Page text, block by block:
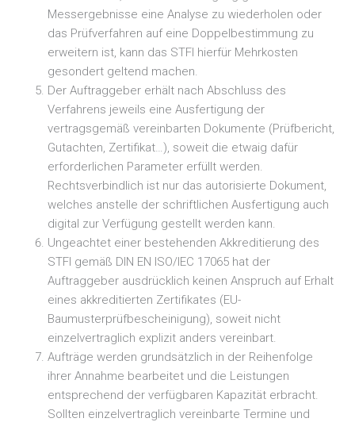
Messergebnisse eine Analyse zu wiederholen oder
das Prüfverfahren auf eine Doppelbestimmung zu
erweitern ist, kann das STFI hierfür Mehrkosten
gesondert geltend machen.
Der Auftraggeber erhält nach Abschluss des
Verfahrens jeweils eine Ausfertigung der
vertragsgemäß vereinbarten Dokumente (Prüfbericht,
Gutachten, Zertifikat…), soweit die etwaig dafür
erforderlichen Parameter erfüllt werden.
Rechtsverbindlich ist nur das autorisierte Dokument,
welches anstelle der schriftlichen Ausfertigung auch
digital zur Verfügung gestellt werden kann.
Ungeachtet einer bestehenden Akkreditierung des
STFI gemäß DIN EN ISO/IEC 17065 hat der
Auftraggeber ausdrücklich keinen Anspruch auf Erhalt
eines akkreditierten Zertifikates (EU-
Baumusterprüfbescheinigung), soweit nicht
einzelvertraglich explizit anders vereinbart.
Aufträge werden grundsätzlich in der Reihenfolge
ihrer Annahme bearbeitet und die Leistungen
entsprechend der verfügbaren Kapazität erbracht.
Sollten einzelvertraglich vereinbarte Termine und